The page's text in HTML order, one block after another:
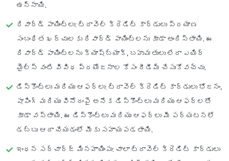
ఉన్నాయి.
రివార్డ్ పాయింట్లు: ట్రావెల్ క్రెడిట్ కార్డులు ప్రయాణ
సంబంధిత ఖర్చులకు రివార్డ్ పాయింట్లను కూడా అందిస్తాయి. ఈ
రివార్డ్ పాయింట్లను క్యాష్‌బ్యాక్, బహుమతులు లేదా ఎయిర్
మైల్స్ వంటి వివిధ ప్రయోజనాల కోసం రీడీమ్ చేసుకోవచ్చు.
డిస్కౌంట్లు మరియు ఆఫర్లు: ట్రావెల్ క్రెడిట్ కార్డులు భోజనం,
షాపింగ్ మరియు వినోదంపై అనేక డిస్కౌంట్లు మరియు ఆఫర్లతో
కూడా వస్తాయి. ఈ డిస్కౌంట్లు మరియు ఆఫర్లు మీ పర్యటనలో
డబ్బు ఆదా చేయడంలో మీకు సహాయపడతాయి.
ఇంధన సర్‌చార్జ్ మినహాయింపు: చాలా ట్రావెల్ క్రెడిట్ కార్డులు